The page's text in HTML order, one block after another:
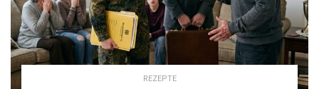
REZEPTE